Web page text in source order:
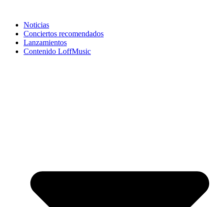
Noticias
Conciertos recomendados
Lanzamientos
Contenido LoffMusic